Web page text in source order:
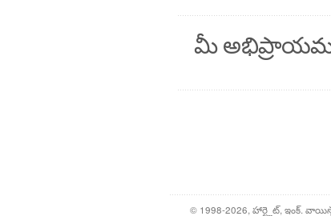
మీ
© 1998-2026, హార్ట్లైట్, ఇంక్.